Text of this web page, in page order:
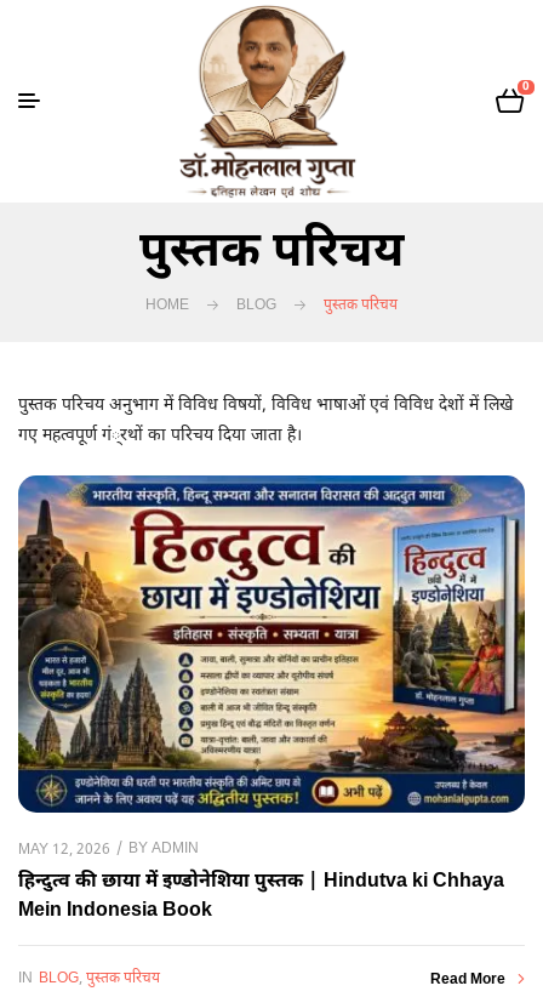
0
पुस्तक परिचय
HOME BLOG पुस्तक परिचय
पुस्तक परिचय अनुभाग में विविध विषयों, विविध भाषाओं एवं विविध देशों में लिखे
गए महत्वपूर्ण गं्रथों का परिचय दिया जाता है।
MAY 12, 2026 BYADMIN
हिन्दुत्व की छाया में इण्डोनेशिया पुस्तक | Hindutva ki Chhaya
Mein Indonesia Book
IN BLOG,पुस्तक परिचय Read More